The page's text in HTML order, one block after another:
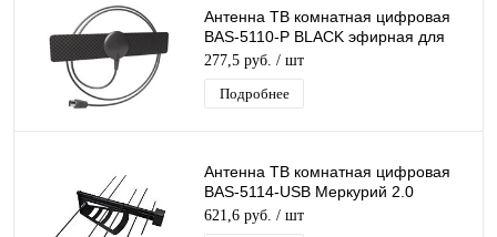
Антенна ТВ комнатная цифровая
BAS-5110-P BLACK эфирная для
DVB-T2 телевидения (в пакете)
Рэмо
277,5 руб. / шт
Подробнее
Антенна ТВ комнатная цифровая
BAS-5114-USB Меркурий 2.0
эфирная для DVB-T2 телевидения
621,6 руб. / шт